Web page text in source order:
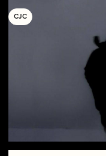
COLLECTIF
JEUNE
C INÉMA